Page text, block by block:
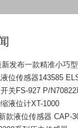
发布一款精准小巧
位传感器143585
关FS-927 P/
液位计XT-1000
款液位传感器 CAP-